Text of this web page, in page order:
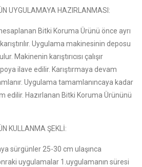
UYGULAMAYA HAZIRLANMASI:
Bitki Koruma Ürünü önce ayrı
Uygulama makinesinin deposu
Makinenin karıştırıcısı çalışır
ilave edilir. Karıştırmaya devam
Uygulama tamamlanıncaya kadar
edilir. Hazırlanan Bitki Koruma Ürününü
KULLANMA ŞEKLİ:
sürgünler 25-30 cm ulaşınca
uygulamalar 1.uygulamanın süresi